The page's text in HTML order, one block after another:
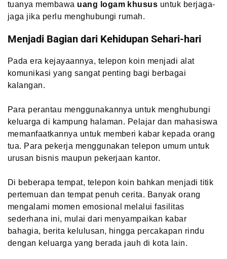
tuanya membawa uang logam khusus untuk berjaga-
jaga jika perlu menghubungi rumah.
Menjadi Bagian dari Kehidupan Sehari-hari
Pada era kejayaannya, telepon koin menjadi alat
komunikasi yang sangat penting bagi berbagai
kalangan.
Para perantau menggunakannya untuk menghubungi
keluarga di kampung halaman. Pelajar dan mahasiswa
memanfaatkannya untuk memberi kabar kepada orang
tua. Para pekerja menggunakan telepon umum untuk
urusan bisnis maupun pekerjaan kantor.
Di beberapa tempat, telepon koin bahkan menjadi titik
pertemuan dan tempat penuh cerita. Banyak orang
mengalami momen emosional melalui fasilitas
sederhana ini, mulai dari menyampaikan kabar
bahagia, berita kelulusan, hingga percakapan rindu
dengan keluarga yang berada jauh di kota lain.